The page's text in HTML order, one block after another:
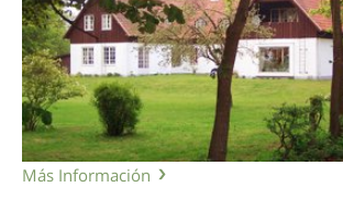
Más Información